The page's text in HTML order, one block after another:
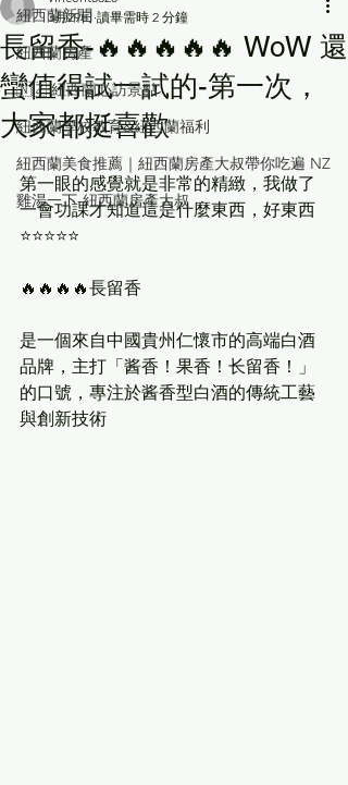
紐西蘭新聞
紐西蘭房產
🇳🇿 紐西蘭必訪景點
紐西蘭學校教育&紐西蘭福利
紐西蘭美食推薦｜紐西蘭房產大叔帶你吃遍 NZ
雞湯一下-紐西蘭房產大叔
長留香-🔥🔥🔥🔥🔥 WoW 還
蠻值得試一試的-第一次，
大家都挺喜歡
3月29日 讀畢需時 2 分鐘
第一眼的感覺就是非常的精緻，我做了
一會功課才知道這是什麼東西，好東西
⭐️⭐️⭐️⭐️⭐️
🔥🔥🔥🔥長留香
是一個來自中國貴州仁懷市的高端白酒
品牌，主打「酱香！果香！长留香！」
的口號，專注於酱香型白酒的傳統工藝
與創新技術